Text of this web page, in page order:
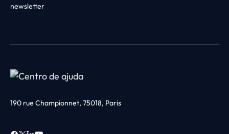
newsletter
190 rue Championnet, 75018, Paris